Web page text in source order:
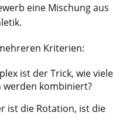
eine Mischung aus
Kriterien:
ist der Trick, wie viele
werden kombiniert?
ist die Rotation, ist die